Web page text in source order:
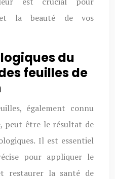
la beauté de vos
du
feuilles de
également connu
peut être le résultat de
Il est essentiel
pour appliquer le
restaurer la santé de